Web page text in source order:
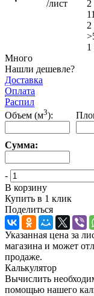
/лист 2
2
1
Много
Нашли дешевле?
Доставка
Оплата
Распил
Объем (м3):
Сумма:
-
В корзину
Купить в 1 клик
Поделиться
Указанная цена за
магазина и может
продаже.
Калькулятор
Вычислить
помощью нашего